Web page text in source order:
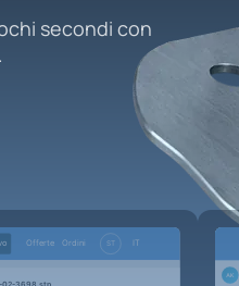
secondi con